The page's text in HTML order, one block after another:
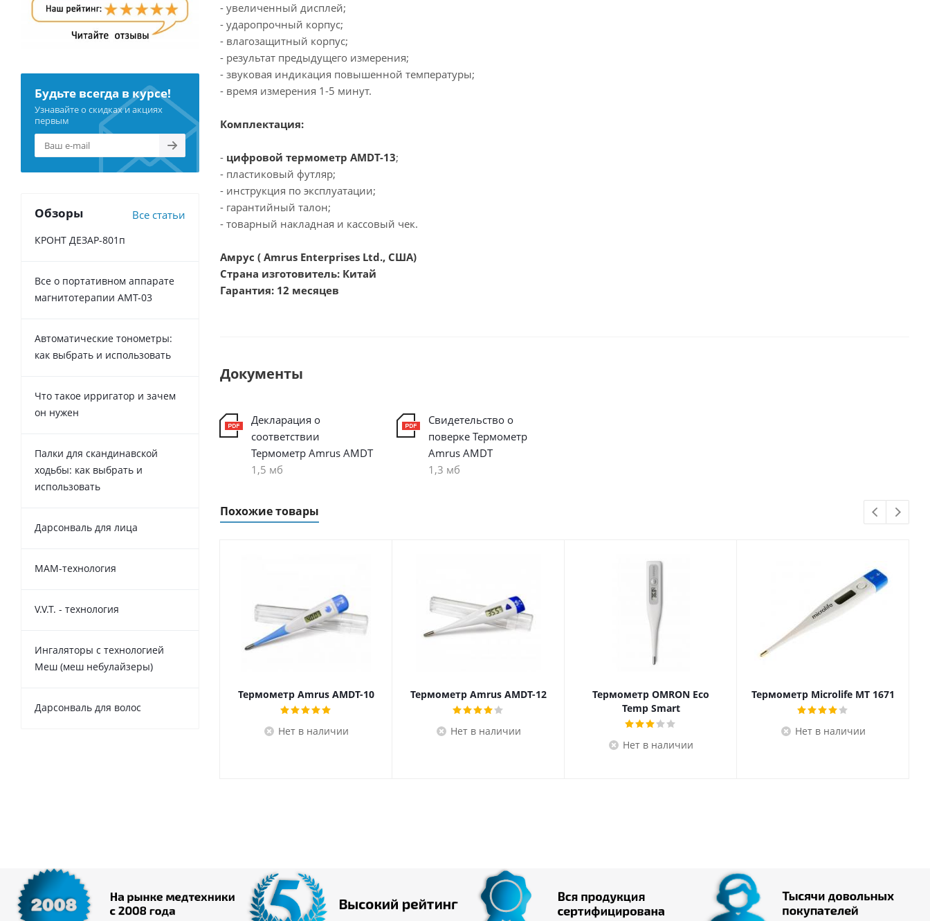
- увеличенный дисплей;
- ударопрочный корпус;
- влагозащитный корпус;
- результат предыдущего измерения;
- звуковая индикация повышенной температуры;
- время измерения 1-5 минут.
Комплектация:
- цифровой термометр AMDT-13;
- пластиковый футляр;
- инструкция по эксплуатации;
- гарантийный талон;
- товарный накладная и кассовый чек.
Амрус ( Amrus Enterprises Ltd., США)
Страна изготовитель: Китай
Гарантия: 12 месяцев
Документы
Декларация о
соответствии
Термометр Amrus AMDT
1,5 мб
Свидетельство о
поверке Термометр
Amrus AMDT
1,3 мб
Похожие товары
Термометр Amrus AMDT-10
Нет в наличии
Термометр Amrus AMDT-12
Нет в наличии
Термометр OMRON Eco
Temp Smart
Нет в наличии
Термометр Microlife MT 1671
Нет в наличии
Будьте всегда в курсе!
Узнавайте о скидках и акциях
первым
Обзоры Все статьи
КРОНТ ДЕЗАР-801п
Все о портативном аппарате
магнитотерапии АМТ-03
Автоматические тонометры:
как выбрать и использовать
Что такое ирригатор и зачем
он нужен
Палки для скандинавской
ходьбы: как выбрать и
использовать
Дарсонваль для лица
MAM-технология
V.V.T. - технология
Ингаляторы с технологией
Меш (меш небулайзеры)
Дарсонваль для волос